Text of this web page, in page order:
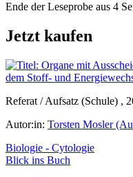
Ende der Leseprobe aus 4
Jetzt kaufen
Referat / Aufsatz (Schule) ,
Autor:in: Torsten Mosler
Biologie - Cytologie
Blick ins Buch